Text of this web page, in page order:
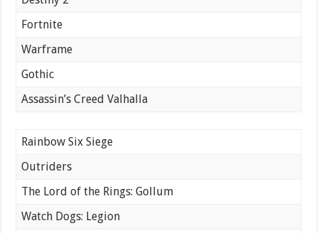
Fortnite
Warframe
Gothic
Assassin’s Creed Valhalla
Rainbow Six Siege
Outriders
The Lord of the Rings: Gollum
Watch Dogs: Legion